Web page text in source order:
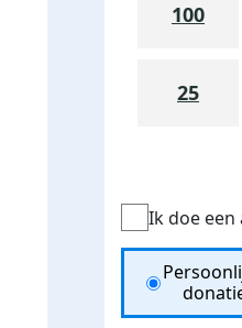
100
25
Ik doe
Donation